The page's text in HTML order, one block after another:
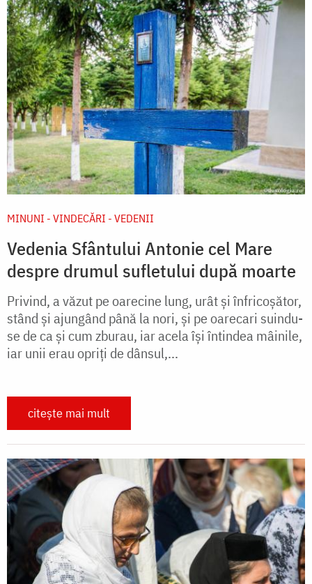
MINUNI - VINDECĂRI - VEDENII
Vedenia Sfântului Antonie cel Mare
despre drumul sufletului după moarte
Privind, a văzut pe oarecine lung, urât şi înfricoşător,
stând şi ajungând până la nori, şi pe oarecari suindu-
se de ca şi cum zburau, iar acela îşi întindea mâinile,
iar unii erau opriţi de dânsul,...
citește mai mult